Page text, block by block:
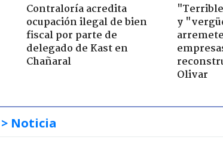
Contraloría acredita
ocupación ilegal de bien
fiscal por parte de
delegado de Kast en
Chañaral
y
Olivar
> Noticia